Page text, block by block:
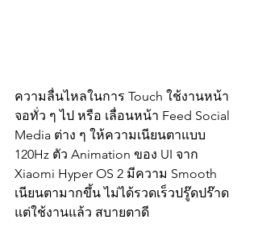
ความลื่นไหลในการ Touch ใช้งานหน้า
จอทั่ว ๆ ไป หรือ เลื่อนหน้า Feed Social
Media ต่าง ๆ ให้ความเนียนตาแบบ
120Hz ตัว Animation ของ UI จาก
Xiaomi Hyper OS 2 มีความ Smooth
เนียนตามากขึ้น ไม่ได้รวดเร็วปรู๊ดปร๊าด
แต่ใช้งานแล้ว สบายตาดี